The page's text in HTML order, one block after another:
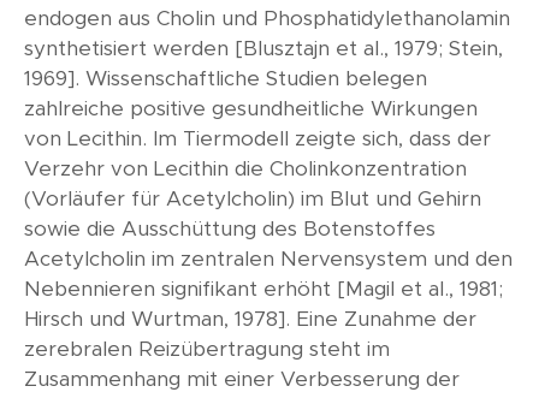
endogen aus Cholin und Phosphatidylethanolamin
synthetisiert werden [Blusztajn et al., 1979; Stein,
1969]. Wissenschaftliche Studien belegen
zahlreiche positive gesundheitliche Wirkungen
von Lecithin. Im Tiermodell zeigte sich, dass der
Verzehr von Lecithin die Cholinkonzentration
(Vorläufer für Acetylcholin) im Blut und Gehirn
sowie die Ausschüttung des Botenstoffes
Acetylcholin im zentralen Nervensystem und den
Nebennieren signifikant erhöht [Magil et al., 1981;
Hirsch und Wurtman, 1978]. Eine Zunahme der
zerebralen Reizübertragung steht im
Zusammenhang mit einer Verbesserung der